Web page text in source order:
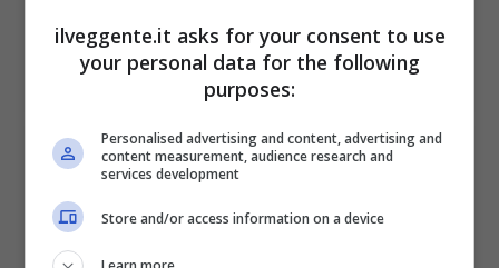
VERIFICA
Mostra Informazioni
Fino a 2050€ bonus scommesse e sport
ilveggente.it asks for your consent to use
your personal data for the following
purposes:
Personalised advertising and content, advertising and
content measurement, audience research and
services development
Store and/or access information on a device